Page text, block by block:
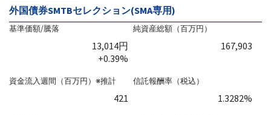
外国債券SMTBセレクション(SMA専用)
基準価額/騰落
13,014円
+0.39%
純資産総額（百万円）
167,903
資金流入週間（百万円）※推計
421
信託報酬率（税込）
1.3282%